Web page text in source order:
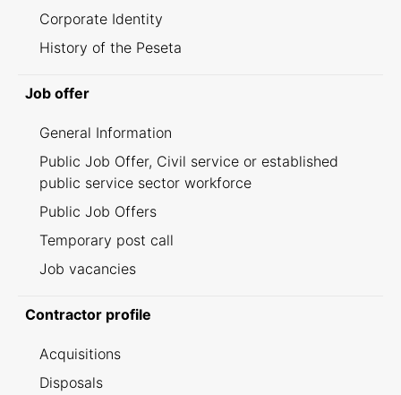
Corporate Identity
History of the Peseta
Job offer
General Information
Public Job Offer, Civil service or established
public service sector workforce
Public Job Offers
Temporary post call
Job vacancies
Contractor profile
Acquisitions
Disposals